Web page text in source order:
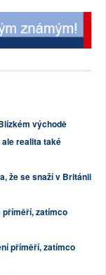
východě
realita také
že se snaží v Británii
příměří, zatímco
příměří, zatímco